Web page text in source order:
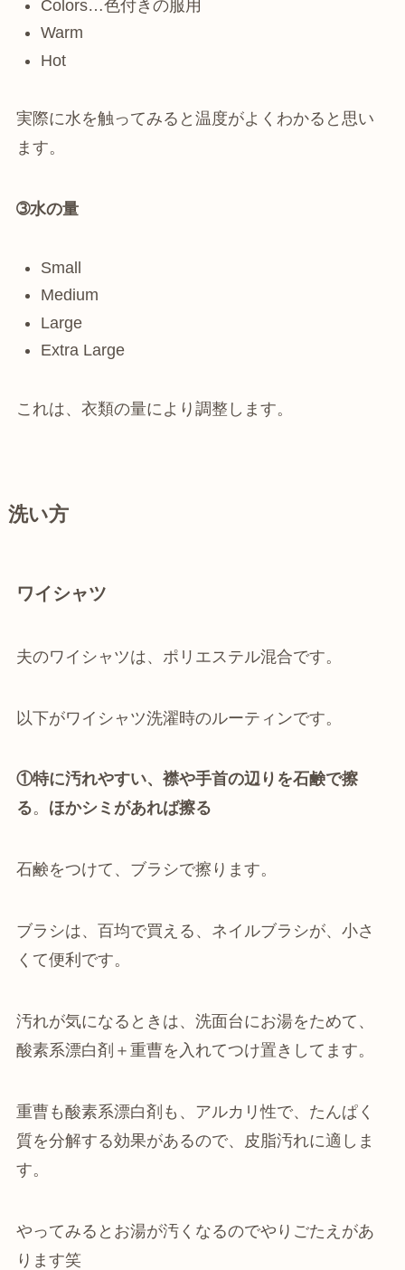
Colors…色付きの服用
Warm
Hot
実際に水を触ってみると温度がよくわかると思い
ます。
➂水の量
Small
Medium
Large
Extra Large
これは、衣類の量により調整します。
洗い方
ワイシャツ
夫のワイシャツは、ポリエステル混合です。
以下がワイシャツ洗濯時のルーティンです。
①特に汚れやすい、襟や手首の辺りを石鹸で擦
る。 ほかシミがあれば擦る
石鹸をつけて、ブラシで擦ります。
ブラシは、百均で買える、ネイルブラシが、小さ
くて便利です。
汚れが気になるときは、洗面台にお湯をためて、
酸素系漂白剤＋重曹を入れてつけ置きしてます。
重曹も酸素系漂白剤も、アルカリ性で、たんぱく
質を分解する効果があるので、皮脂汚れに適しま
す。
やってみるとお湯が汚くなるのでやりごたえがあ
ります笑